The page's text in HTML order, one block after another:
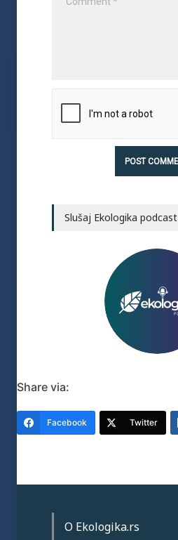
Slušaj Ekologika podcast
Share via:
Facebook Twitter
O Ekologika.rs